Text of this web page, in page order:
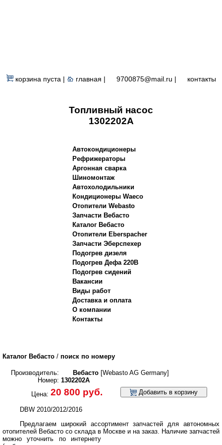
корзина пуста | главная | 9700875@mail.ru | контакты
Топливный насос
1302202A
Автокондиционеры
Рефрижераторы
Аргонная сварка
Шиномонтаж
Автохолодильники
Кондиционеры Waeco
Отопители Webasto
Запчасти Вебасто
Каталог Вебасто
Отопители Eberspacher
Запчасти Эберспехер
Подогрев дизеля
Подогрев Дефа 220В
Подогрев сидений
Вакансии
Виды работ
Доставка и оплата
О компании
Контакты
Каталог Вебасто / поиск по номеру
Производитель:
Номер:
Вебасто [Webasto AG Germany]
1302202A
Цена: 20 800 руб. Добавить в корзину
DBW 2010/2012/2016
Предлагаем широкий ассортимент запчастей для автономных
отопителей Вебасто со склада в Москве и на заказ. Наличие запчастей
можно уточнить по интернету